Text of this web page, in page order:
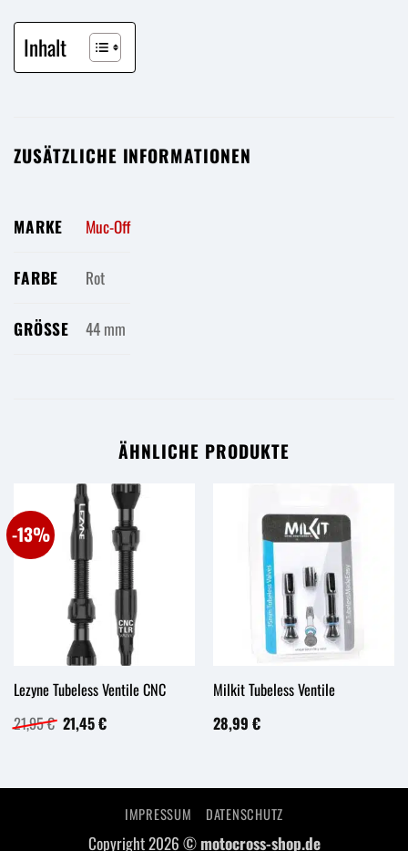
Inhalt
ZUSÄTZLICHE INFORMATIONEN
MARKE Muc-Off
FARBE Rot
GRÖSSE 44 mm
ÄHNLICHE PRODUKTE
-13%
Lezyne Tubeless Ventile CNC
21,95€ Ursprünglicher
Preis
21,45€Aktueller
Milkit Tubeless Ventile
28,99 €
IMPRESSUM DATENSCHUTZ
Copyright 2026 ©motocross-shop.de